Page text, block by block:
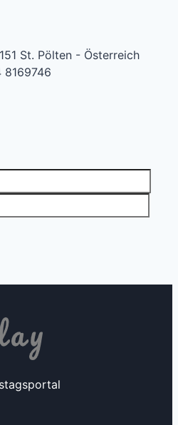
St. Pölten - Österreich